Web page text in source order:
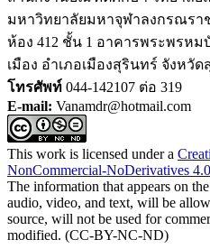
มหาวิทยาลัยมหาจุฬาลงกรณรา
ห้อง 412 ชั้น 1 อาคารพระพรห
เมือง อำเภอเมืองสุรินทร์ จังหวัด
โทรศัพท์ 044-142107 ต่อ 319
E-mail: Vanamdr@hotmail.com
This work is licensed under a
NonCommercial-NoDerivatives
The information that appears on
audio, video, and text, will be
source, will not be used for
modified. (CC-BY-NC-ND)